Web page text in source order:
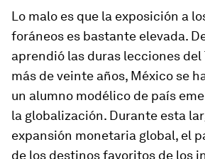
Lo malo es que la exposición a
foráneos es bastante elevada.
aprendió las duras lecciones del
más de veinte años, México se
un alumno modélico de país
la globalización. Durante esta
expansión monetaria global, el
de los destinos favoritos de los